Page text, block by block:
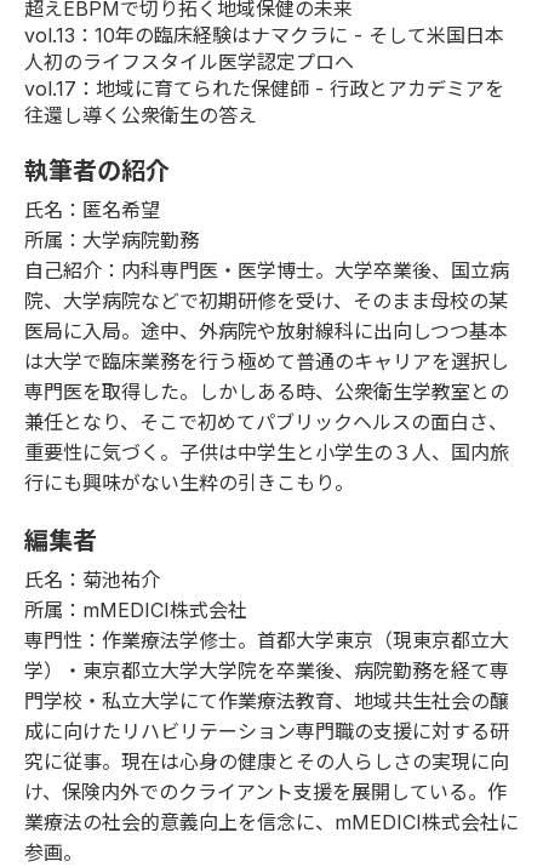
超えEBPMで切り拓く地域保健の未来
vol.13 ：10年の臨床経験はナマクラに - そして米国日本
人初のライフスタイル医学認定プロへ
vol.17 ：地域に育てられた保健師 - 行政とアカデミアを
往還し導く公衆衛生の答え
執筆者の紹介
氏名：匿名希望
所属：大学病院勤務
自己紹介：内科専門医・医学博士。大学卒業後、国立病
院、大学病院などで初期研修を受け、そのまま母校の某
医局に入局。途中、外病院や放射線科に出向しつつ基本
は大学で臨床業務を行う極めて普通のキャリアを選択し
専門医を取得した。しかしある時、公衆衛生学教室との
兼任となり、そこで初めてパブリックヘルスの面白さ、
重要性に気づく。子供は中学生と小学生の３人、国内旅
行にも興味がない生粋の引きこもり。
編集者
氏名：菊池祐介
所属：mMEDICI株式会社
専門性：作業療法学修士。首都大学東京（現東京都立大
学）・東京都立大学大学院を卒業後、病院勤務を経て専
門学校・私立大学にて作業療法教育、地域共生社会の醸
成に向けたリハビリテーション専門職の支援に対する研
究に従事。現在は心身の健康とその人らしさの実現に向
け、保険内外でのクライアント支援を展開している。作
業療法の社会的意義向上を信念に、mMEDICI株式会社に
参画。